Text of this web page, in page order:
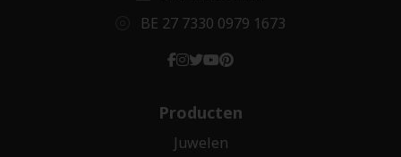
BE 27 7330 0979 1673
Producten
Juwelen